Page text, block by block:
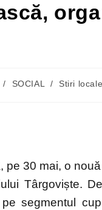
/ SOCIAL / Stiri locale
30 mai, o
Târgoviște.
segmentul